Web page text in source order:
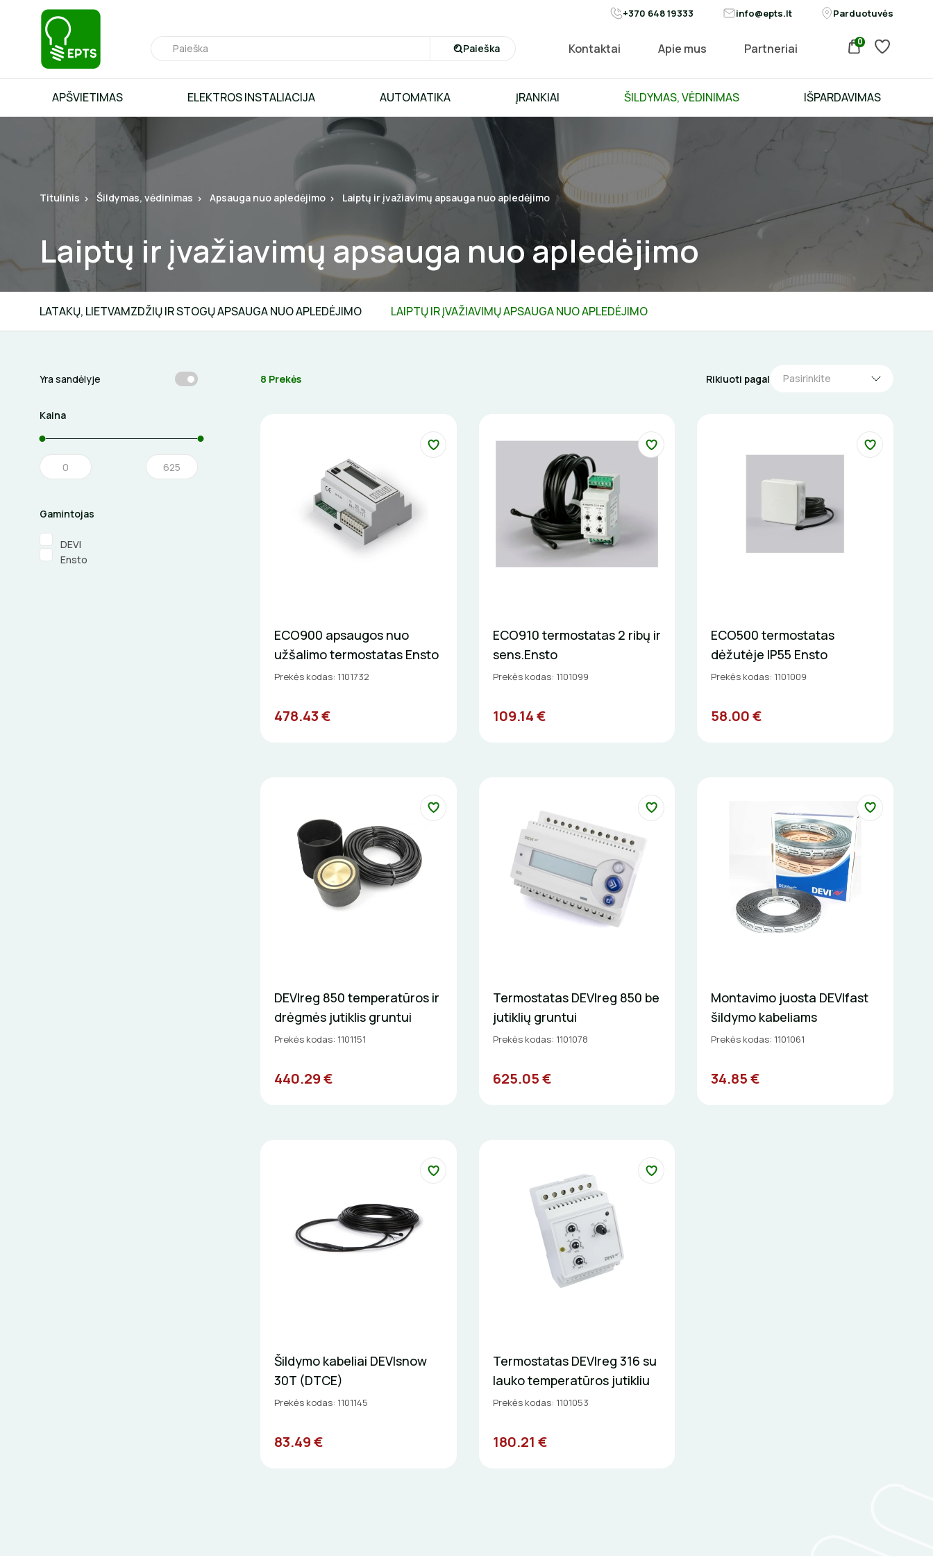
+370 648 19333 info@epts.lt Parduotuvės
Paieška Kontaktai Apie mus Partneriai 0
APŠVIETIMAS ELEKTROS INSTALIACIJA AUTOMATIKA ĮRANKIAI ŠILDYMAS, VĖDINIMAS IŠPARDAVIMAS
Titulinis Šildymas, vėdinimas Apsauga nuo apledėjimo Laiptų ir įvažiavimų apsauga nuo apledėjimo
Laiptų ir įvažiavimų apsauga nuo apledėjimo
LATAKŲ, LIETVAMZDŽIŲ IR STOGŲ APSAUGA NUO APLEDĖJIMO LAIPTŲ IR ĮVAŽIAVIMŲ APSAUGA NUO APLEDĖJIMO
Yra sandėlyje
Kaina
Gamintojas
DEVI
Ensto
8 Prekės Rikiuoti pagal Pasirinkite
ECO900 apsaugos nuo
užšalimo termostatas Ensto
Prekės kodas: 1101732
478.43 €
ECO910 termostatas 2 ribų ir
sens.Ensto
Prekės kodas: 1101099
109.14 €
ECO500 termostatas
dėžutėje IP55 Ensto
Prekės kodas: 1101009
58.00 €
DEVIreg 850 temperatūros ir
drėgmės jutiklis gruntui
Prekės kodas: 1101151
440.29 €
Termostatas DEVIreg 850 be
jutiklių gruntui
Prekės kodas: 1101078
625.05 €
Montavimo juosta DEVIfast
šildymo kabeliams
Prekės kodas: 1101061
34.85 €
Šildymo kabeliai DEVIsnow
30T (DTCE)
Prekės kodas: 1101145
83.49 €
Termostatas DEVIreg 316 su
lauko temperatūros jutikliu
Prekės kodas: 1101053
180.21 €